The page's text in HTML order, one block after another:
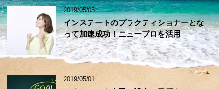
2019/05/05
インステートのプラクティショナーとな
って加速成功！ニュープロを活用
2019/05/01